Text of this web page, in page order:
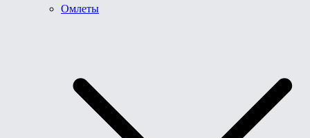
Омлеты